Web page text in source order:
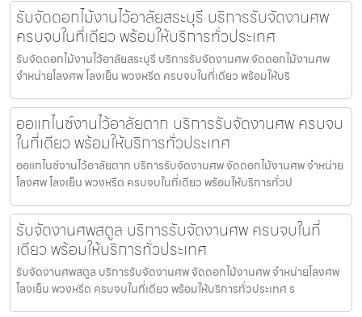
รับจัดดอกไม้งานไว้อาลัยสระบุรี บริการรับจัดงานศพ
ครบจบในที่เดียว พร้อมให้บริการทั่วประเทศ
รับจัดดอกไม้งานไว้อาลัยสระบุรี บริการรับจัดงานศพ จัดดอกไม้งานศพ
จำหน่ายโลงศพ โลงเย็น พวงหรีด ครบจบในที่เดียว พร้อมให้บริ
ออแกไนซ์งานไว้อาลัยตาก บริการรับจัดงานศพ ครบจบ
ในที่เดียว พร้อมให้บริการทั่วประเทศ
ออแกไนซ์งานไว้อาลัยตาก บริการรับจัดงานศพ จัดดอกไม้งานศพ จำหน่าย
โลงศพ โลงเย็น พวงหรีด ครบจบในที่เดียว พร้อมให้บริการทั่วป
รับจัดงานศพสตูล บริการรับจัดงานศพ ครบจบในที่
เดียว พร้อมให้บริการทั่วประเทศ
รับจัดงานศพสตูล บริการรับจัดงานศพ จัดดอกไม้งานศพ จำหน่ายโลงศพ
โลงเย็น พวงหรีด ครบจบในที่เดียว พร้อมให้บริการทั่วประเทศ ร